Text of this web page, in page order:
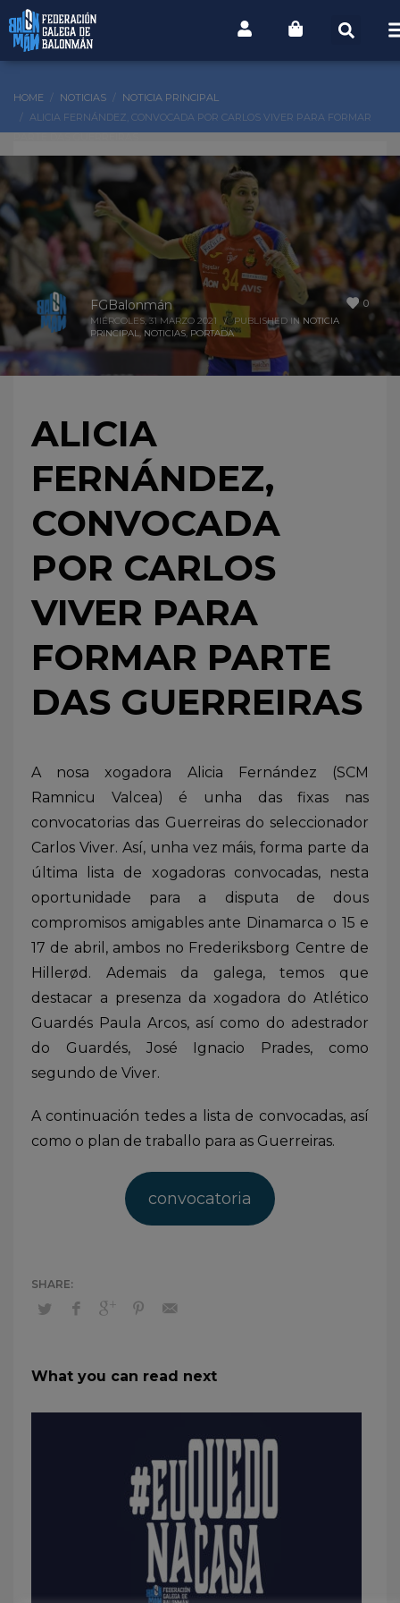
HOME NOTICIAS
NOTICIA PRINCIPAL
ALICIA FERNÁNDEZ, CONVOCADA POR CARLOS VIVER PARA FORMAR
0
FGBalonmán
MIÉRCOLES, 31 MARZO 2021 / PUBLISHED IN NOTICIA
PRINCIPAL, NOTICIAS, PORTADA
ALICIA
FERNÁNDEZ,
CONVOCADA
POR CARLOS
VIVER PARA
FORMAR PARTE
DAS GUERREIRAS
A nosa xogadora Alicia Fernández (SCM
Ramnicu Valcea) é unha das fixas nas
convocatorias das Guerreiras do seleccionador
Carlos Viver. Así, unha vez máis, forma parte da
última lista de xogadoras convocadas, nesta
oportunidade para a disputa de dous
compromisos amigables ante Dinamarca o 15 e
17 de abril, ambos no Frederiksborg Centre de
Hillerød. Ademais da galega, temos que
destacar a presenza da xogadora do Atlético
Guardés Paula Arcos, así como do adestrador
do Guardés, José Ignacio Prades, como
segundo de Viver.
A continuación tedes a lista de convocadas, así
como o plan de traballo para as Guerreiras.
convocatoria
What you can read next